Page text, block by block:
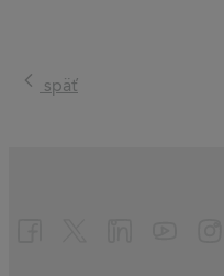
späť